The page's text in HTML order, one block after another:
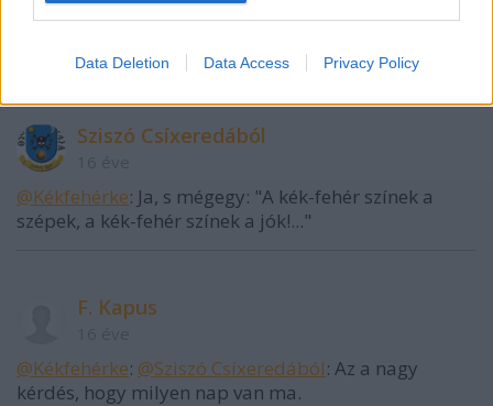
Data Deletion Data Access Privacy Policy
@Kékfehérke: Nagyon igen, és bizony illett volna
erről is egy cikket írni. Akinek az inge, vegye magára!
Sziszó Csíxeredából
@Kékfehérke: Ja, s mégegy: "A kék-fehér színek a
szépek, a kék-fehér színek a jók!..."
F. Kapus
@Kékfehérke: @Sziszó Csíxeredából: Az a nagy
kérdés, hogy milyen nap van ma.